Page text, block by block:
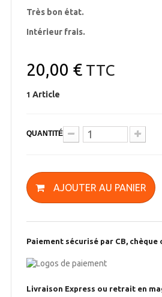
Très bon état.
Intérieur frais.
20,00 €TTC
1 Article
QUANTITÉ
AJOUTER AU PANIER
Paiement sécurisé par CB, chèque
Livraison Express ou retrait en